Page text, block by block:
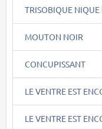
TRISOBIQUE NIQUE
MOUTON NOIR
CONCUPISSANT
LE VENTRE EST
LE VENTRE EST